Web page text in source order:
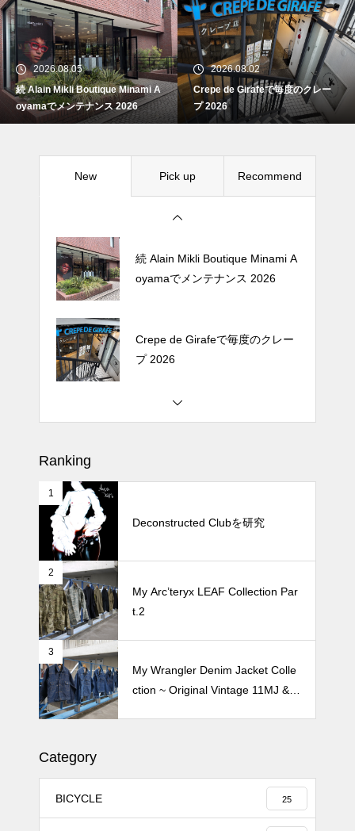
2026.08.05
続 Alain Mikli Boutique Minami A
oyamaでメンテナンス 2026
2026.08.02
Crepe de Girafeで毎度のクレー
プ 2026
New Pick up Recommend
続 Alain Mikli Boutique Minami A
oyamaでメンテナンス 2026
Crepe de Girafeで毎度のクレー
プ 2026
続 Alain Mikli Boutique Minami A
oyamaでメンテナンス 2026
Crepe de Girafeで毎度のクレー
プ 2026
oyamaでメンテナンス 2026
プ 2026
Ranking
1
Deconstructed Clubを研究
2
My Arc’teryx LEAF Collection Par
t.2
3
My Wrangler Denim Jacket Colle
ction ~ Original Vintage 11MJ & 1
Category
BICYCLE 25